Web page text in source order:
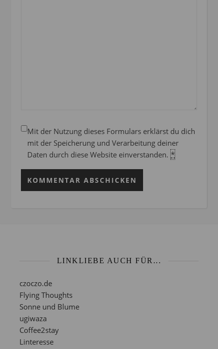
Mit der Nutzung dieses Formulars erklärst du dich
mit der Speicherung und Verarbeitung deiner
Daten durch diese Website einverstanden. *
LINKLIEBE AUCH FÜR...
czoczo.de
Flying Thoughts
Sonne und Blume
ugiwaza
Coffee2stay
Linteresse